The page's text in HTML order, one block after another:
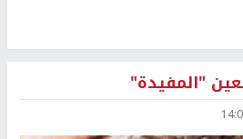
"المفيدة"